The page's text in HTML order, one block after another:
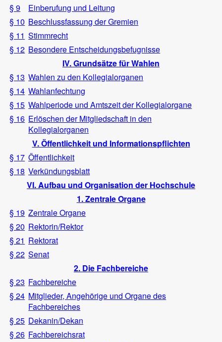
§ 9
Einberufung und Leitung
§ 10 Beschlussfassung der Gremien
§ 11 Stimmrecht
§ 12 Besondere Entscheidungsbefugnisse
IV. Grundsätze für Wahlen
§ 13 Wahlen zu den Kollegialorganen
§ 14 Wahlanfechtung
§ 15 Wahlperiode und Amtszeit der Kollegialorgane
§ 16 Erlöschen der Mitgliedschaft in den
Kollegialorganen
V. Öffentlichkeit und Informationspflichten
§ 17 Öffentlichkeit
§ 18 Verkündungsblatt
VI. Aufbau und Organisation der Hochschule
1. Zentrale Organe
§ 19 Zentrale Organe
§ 20 Rektorin/Rektor
§ 21 Rektorat
§ 22 Senat
2. Die Fachbereiche
§ 23 Fachbereiche
§ 24 Mitglieder, Angehörige und Organe des
Fachbereiches
§ 25 Dekanin/Dekan
§ 26 Fachbereichsrat